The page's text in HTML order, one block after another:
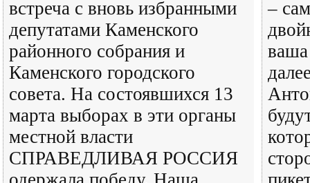
встреча с вновь избранными
депутатами Каменского
районного собрания и
Каменского городского
совета. На состоявшихся 13
марта выборах в эти органы
местной власти
СПРАВЕДЛИВАЯ РОССИЯ
–
ваша